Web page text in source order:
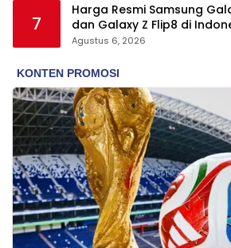
7
Harga Resmi Samsung
dan Galaxy Z Flip8 di
Jutaan
Agustus 6, 2026